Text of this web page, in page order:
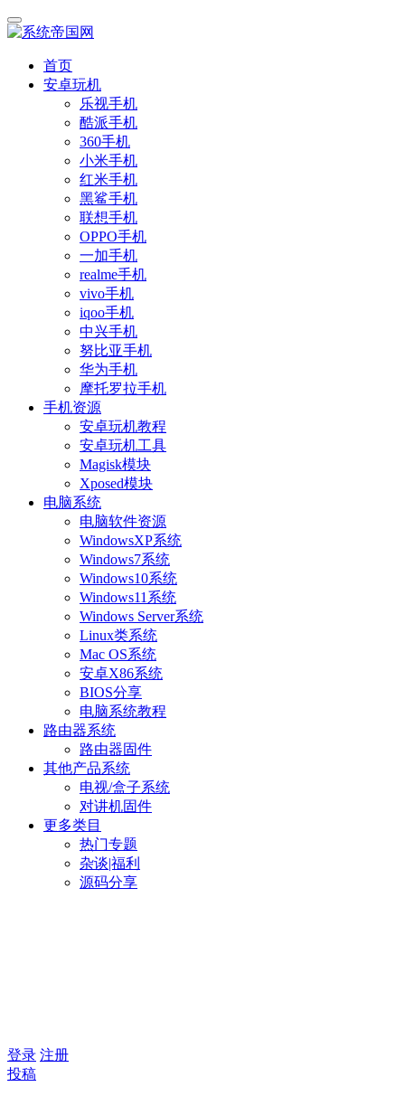
首页
安卓玩机
乐视手机
酷派手机
360手机
小米手机
红米手机
黑鲨手机
联想手机
OPPO手机
一加手机
realme手机
vivo手机
iqoo手机
中兴手机
努比亚手机
华为手机
摩托罗拉手机
手机资源
安卓玩机教程
安卓玩机工具
Magisk模块
Xposed模块
电脑系统
电脑软件资源
WindowsXP系统
Windows7系统
Windows10系统
Windows11系统
Windows Server系统
Linux类系统
Mac OS系统
安卓X86系统
BIOS分享
电脑系统教程
路由器系统
路由器固件
其他产品系统
电视/盒子系统
对讲机固件
更多类目
热门专题
杂谈|福利
源码分享
登录 注册
投稿